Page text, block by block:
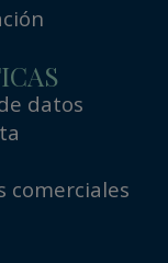
datos
comerciales